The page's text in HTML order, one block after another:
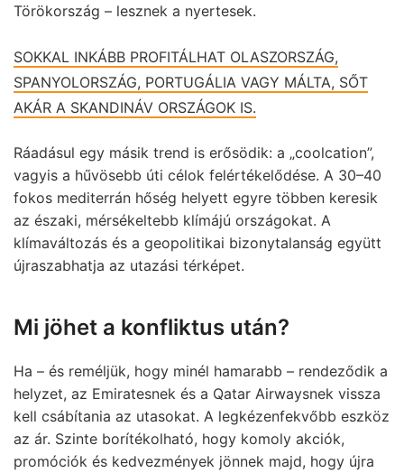
Törökország – lesznek a nyertesek.
SOKKAL INKÁBB PROFITÁLHAT OLASZORSZÁG,
SPANYOLORSZÁG, PORTUGÁLIA VAGY MÁLTA, SŐT
AKÁR A SKANDINÁV ORSZÁGOK IS.
Ráadásul egy másik trend is erősödik: a „coolcation”,
vagyis a hűvösebb úti célok felértékelődése. A 30–40
fokos mediterrán hőség helyett egyre többen keresik
az északi, mérsékeltebb klímájú országokat. A
klímaváltozás és a geopolitikai bizonytalanság együtt
újraszabhatja az utazási térképet.
Mi jöhet a konfliktus után?
Ha – és reméljük, hogy minél hamarabb – rendeződik a
helyzet, az Emiratesnek és a Qatar Airwaysnek vissza
kell csábítania az utasokat. A legkézenfekvőbb eszköz
az ár. Szinte borítékolható, hogy komoly akciók,
promóciók és kedvezmények jönnek majd, hogy újra